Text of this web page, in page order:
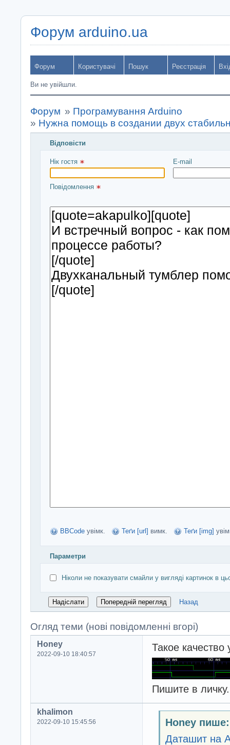
Форум arduino.ua
Форум Користувачі Пошук Реєстрація
Ви не увійшли.
Форум » Програмування Arduino
» Нужна помощь в создании двух
Відповісти
Введіть повідомлення і натисніть Надіслати
Нік гостя E-mail
Повідомлення
BBCode увімк. Теґи [url] вимк. Теґи [img]
Параметри
Ніколи не показувати смайли у вигляді картинок в
Назад
Огляд теми (нові повідомленні вгорі)
Honey
2022-09-10 18:40:57
Такое качество
Пишите в личку.
khalimon
2022-09-10 15:45:56
Honey пише:
Даташит на